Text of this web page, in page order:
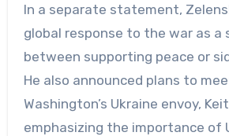
In a separate statement,
global response to the war as a
between supporting peace or
He also announced plans to
Washington’s Ukraine envoy,
emphasizing the importance of